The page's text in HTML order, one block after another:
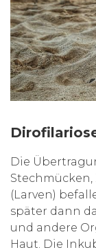
Die
Stechmücken,
(Larven)
später dann
und andere
Haut. Die